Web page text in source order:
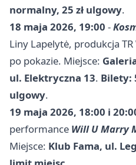
normalny, 25 zł ulgowy.
18 maja 2026, 19:00 -
Liny Lapelytė, produkcja TR
po pokazie. Miejsce:
ul. Elektryczna 13. Bilety:
ulgowy.
19 maja 2026, 18:00 i
performance Will U Marry
Miejsce: Klub Fama, ul.